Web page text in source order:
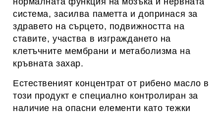
система, засилва паметта и допринася за
здравето на сърцето, подвижността на
ставите, участва в изграждането на
клетъчните мембрани и метаболизма на
кръвната захар.
Естественият концентрат от рибено масло в
този продукт е специално контролиран за
наличие на опасни елементи като тежки